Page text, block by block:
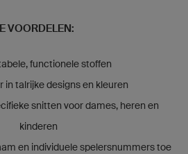
VOORDELEN:
functionele stoffen
in talrijke designs en kleuren
snitten voor dames, heren en
kinderen
en individuele spelersnummers toe